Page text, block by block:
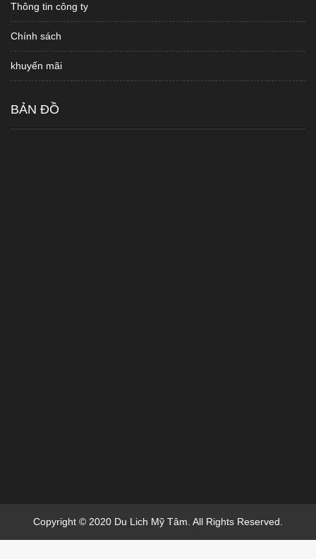
Thông tin công ty
Chính sách
khuyến mãi
BẢN ĐỒ
Copyright © 2020 Du Lich Mỹ Tâm. All Rights Reserved.